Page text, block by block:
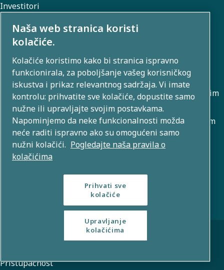
Investitori
O nama
Atlas Copco Group razvija inovativna rješenja u poslovnim
područjima koja uključuju kompresiju zraka, vakuum,
industrijske i energetske tehnike. S globalnim portfeljem
od više od 80 brendova, omogućujemo tehnologiju koja
oblikuje budućnost.
© Autorska prava 2026. - Atlas Copco grupa
Pristupačnost
Naša web stranica koristi
kolačiće.
Kolačiće koristimo kako bi stranica ispravno
funkcionirala, za poboljšanje vašeg korisničkog
iskustva i prikaz relevantnog sadržaja. Vi imate
kontrolu: prihvatite sve kolačiće, dopustite samo
nužne ili upravljajte svojim postavkama.
Napominjemo da neke funkcionalnosti možda
neće raditi ispravno ako su omogućeni samo
nužni kolačići. Pogledajte naša pravila o
kolačićima
Prihvati sve
kolačiće
Upravljanje
kolačićima